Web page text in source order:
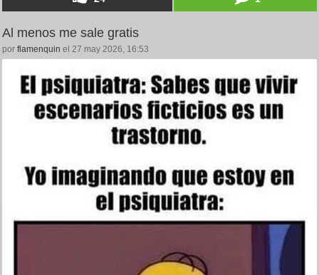
Al menos me sale gratis
por flamenquin el 27 may 2026, 16:53